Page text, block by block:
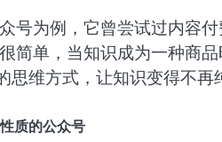
号为例，它曾尝试过内容
简单，当知识成为一种商
思维方式，让知识变得不再
质的公众号